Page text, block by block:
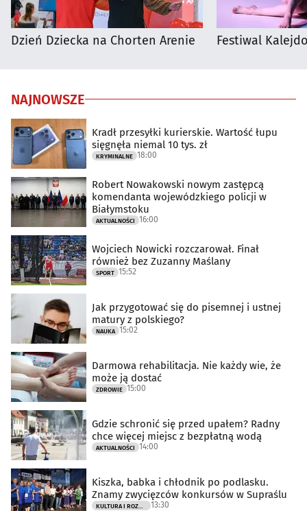
Dzień Dziecka na Chorten Arenie Festiwal
NAJNOWSZE
Kradł przesyłki kurierskie. Wartość łupu
sięgnęła niemal 10 tys. zł
KRYMINALNE 18:00
Robert Nowakowski nowym zastępcą
komendanta wojewódzkiego policji w
Białymstoku
AKTUALNOŚCI 16:00
Wojciech Nowicki rozczarował. Finał
również bez Zuzanny Maślany
SPORT 15:52
Jak przygotować się do pisemnej i ustnej
matury z polskiego?
NAUKA 15:02
Darmowa rehabilitacja. Nie każdy wie, że
może ją dostać
ZDROWIE 15:00
Gdzie schronić się przed upałem? Radny
chce więcej miejsc z bezpłatną wodą
AKTUALNOŚCI 14:00
Kiszka, babka i chłodnik po podlasku.
Znamy zwycięzców konkursów w Supraślu
KULTURA I ROZRYWKA 13:30